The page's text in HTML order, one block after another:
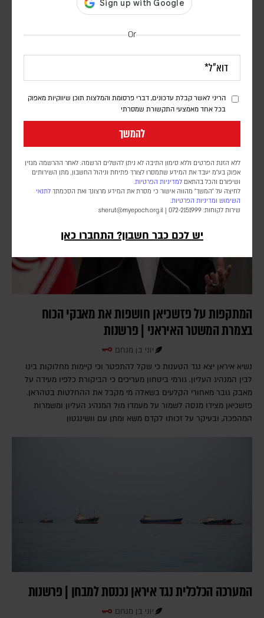
Or
הריני לאשר קבלת עדכונים, דברי פרסומת והמלצות תוכן שיווקיות מאפוק
בכל אחד מאמצעי התקשורת שמסרתי
להמשך
ללא הזנת הפרטים וללא סימון התיבה לא ניתן להשלים הרשמה. לאחר ההרשמה מגזין
אפוק בע״מ יעבד את המידע שתמסרו לצורך פתיחת וניהול החשבון, מתן השירותים
ושיפורם והכל בהתאם למדיניות הפרטיות.
לחיצה על "המשך" מהווה אישור כי מסרת את המידע מרצונך ואת הסכמתך לתנאי
השימוש ומדיניות הפרטיות.
שירות לקוחות: 072-2151999 |
sherut@myepoch.org.il
יש לכם כבר חשבון? התחברו כאן
המאמץ הסעודי למנוע מארה"ב להרחיב את המערכה |
פרשנות
יוני בן מנחם
גורמים מדיניים מעריכים כי החשש מנקמה איראנית ומהפיכת תשתיות הנפט
והאנרגיה של הממלכה למטרה מרכזית, מניע את יורש העצר הסעודי לפעול
מאחורי הקלעים למניעת הסלמה נוספת
המתקפות על פזשכיאן חושפות את מאבקי הכוח
בצמרת המשטר האיראני | פרשנות
יוני בן מנחם
נשיא איראן יצא נגד הטענות כי שקל להתפטר וכי קיימות מחלוקות בינו
לבין המנהיג העליון. גורמי ביטחון מעריכים כי הביקורת כלפיו מעידה על
מאבק גובר מאחורי הקלעים בשאלה מי מקבל את ההחלטות בטהראן.
פזשכיאן מצידו מנסה לשמור על מעמדו מול המנהיג העליון ומשמרות
המהפכה, ובעיקר על זכותו לקדם משא ומתן עם וושינגטון
המערכה הכלכלית נגד איראן נכנסת למבחן | פרשנות
יוני בן מנחם